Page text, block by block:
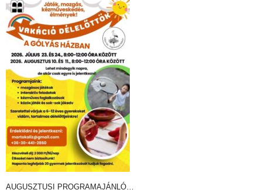
AUGUSZTUSI PROGRAMAJÁNLÓ…